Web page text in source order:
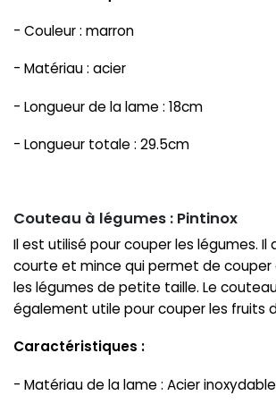
- Couleur : marron
- Matériau : acier
- Longueur de la lame : 18cm
- Longueur totale : 29.5cm
Couteau à légumes : Pintinox
Il est utilisé pour couper les légumes. Il
courte et mince qui permet de couper
les légumes de petite taille. Le
également utile pour couper les fruits
Caractéristiques :
- Matériau de la lame : Acier inoxydable